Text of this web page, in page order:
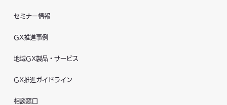
セミナー情報
GX推進事例
地域GX製品・サービス
GX推進ガイドライン
相談窓口